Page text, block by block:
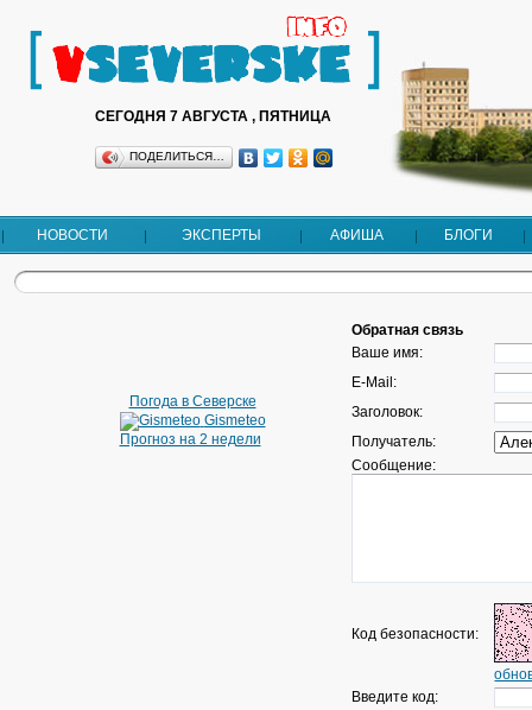
СЕГОДНЯ 7 АВГУСТА , ПЯТНИЦА
ПОДЕЛИТЬСЯ…
НОВОСТИ ЭКСПЕРТЫ АФИША БЛОГИ
Погода в Северске
Gismeteo
Прогноз на 2 недели
Обратная связь
Ваше имя:
E-Mail:
Заголовок:
Получатель:
Сообщение:
Код безопасности:
Введите код: